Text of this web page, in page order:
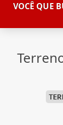
VOCÊ QUE